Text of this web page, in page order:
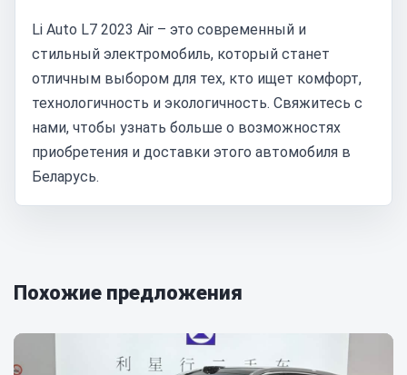
Li Auto L7 2023 Air – это современный и
стильный электромобиль, который станет
отличным выбором для тех, кто ищет комфорт,
технологичность и экологичность. Свяжитесь с
нами, чтобы узнать больше о возможностях
приобретения и доставки этого автомобиля в
Беларусь.
Похожие предложения